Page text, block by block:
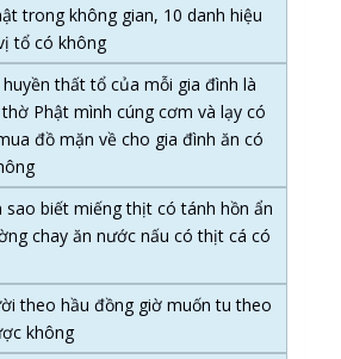
trong không gian, 10 danh hiệu
tổ có không
thất tổ của mỗi gia đình là
Phật mình cúng cơm và lạy có
đồ mặn về cho gia đình ăn có
sao biết miếng thịt có tánh hồn ẩn
chay ăn nước nấu có thịt cá có
theo hầu đồng giờ muốn tu theo
không